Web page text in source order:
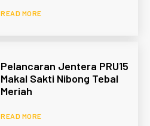
READ MORE
Pelancaran Jentera PRU15
Makal Sakti Nibong Tebal
Meriah
READ MORE